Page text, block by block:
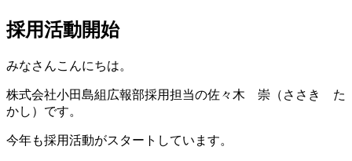
採用活動開始
みなさんこんにちは。
株式会社小田島組広報部採用担当の佐々木 崇（ささき た
かし）です。
今年も採用活動がスタートしています。